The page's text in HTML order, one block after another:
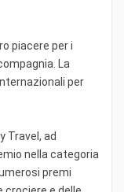
piacere per i
La
per
Travel, ad
nella categoria
premi